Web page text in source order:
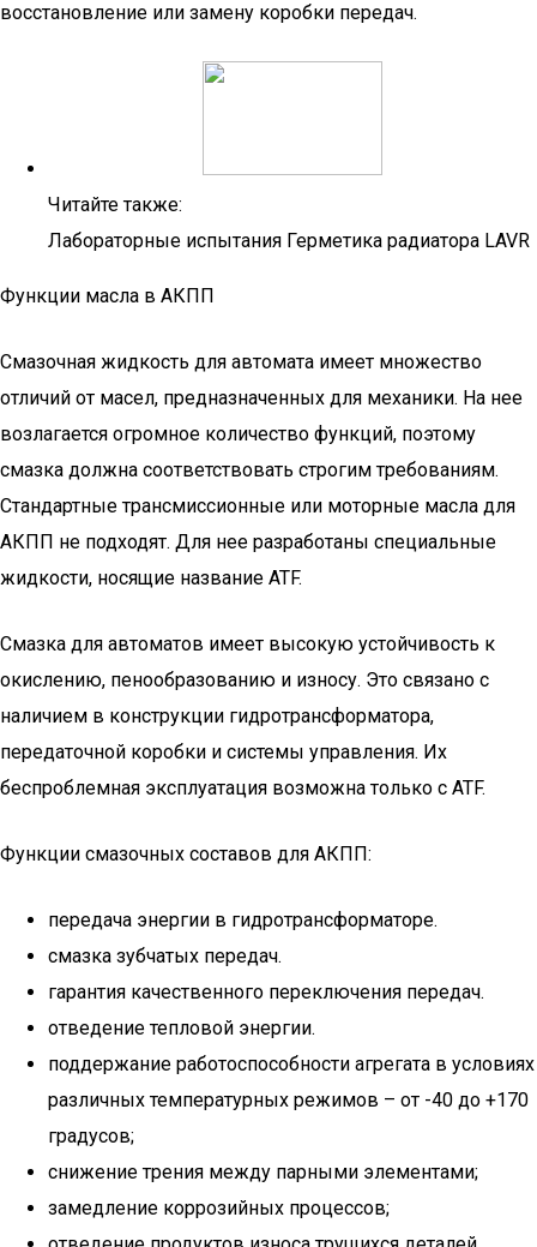
восстановление или замену коробки передач.
Читайте также:
Лабораторные испытания Герметика радиатора LAVR
Функции масла в АКПП
Смазочная жидкость для автомата имеет множество
отличий от масел, предназначенных для механики. На нее
возлагается огромное количество функций, поэтому
смазка должна соответствовать строгим требованиям.
Стандартные трансмиссионные или моторные масла для
АКПП не подходят. Для нее разработаны специальные
жидкости, носящие название ATF.
Смазка для автоматов имеет высокую устойчивость к
окислению, пенообразованию и износу. Это связано с
наличием в конструкции гидротрансформатора,
передаточной коробки и системы управления. Их
беспроблемная эксплуатация возможна только с ATF.
Функции смазочных составов для АКПП:
передача энергии в гидротрансформаторе.
смазка зубчатых передач.
гарантия качественного переключения передач.
отведение тепловой энергии.
поддержание работоспособности агрегата в условиях
различных температурных режимов – от -40 до +170
градусов;
снижение трения между парными элементами;
замедление коррозийных процессов;